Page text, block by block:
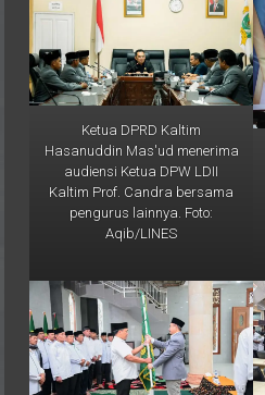
Ketua DPRD Kaltim
Hasanuddin Mas'ud menerima
audiensi Ketua DPW LDII
Kaltim Prof. Candra bersama
pengurus lainnya. Foto:
Aqib/LINES